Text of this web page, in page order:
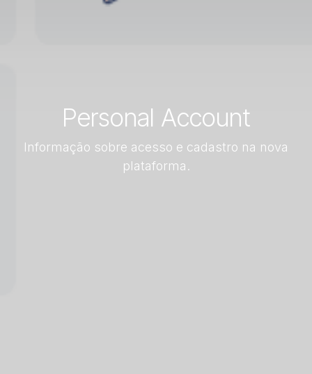
Personal Account
Informação sobre acesso e cadastro na nova
plataforma.